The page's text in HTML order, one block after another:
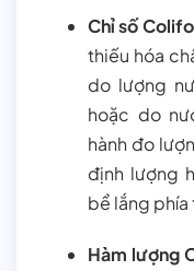
Chỉ số
thiếu hóa
do lượng
hoặc do
hành đo
định lượng
bể lắng phía
Hàm lượng